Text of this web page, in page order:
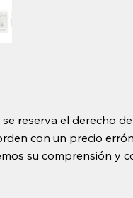
se reserva el derecho
con un precio
su comprensión y